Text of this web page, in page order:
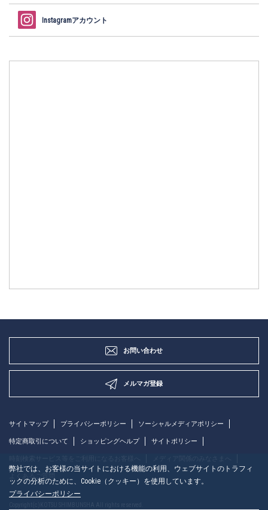
Instagramアカウント
お問い合わせ
メルマガ登録
サイトマップ プライバシーポリシー ソーシャルメディアポリシー
特定商取引について ショッピングヘルプ サイトポリシー
よくあるご質問
弊社では、お客様の当サイトにおける機能の利用、ウェブサイトのトラフィ
ックの分析のために、Cookie（クッキー）を使用しています。
プライバシーポリシー